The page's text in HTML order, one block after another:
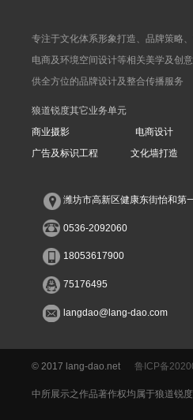
专注于文化体系形象打造、品牌策略
电商及环境空间设计等相关美学及创
供全方位的品牌设计及整合传播服务
狼道锐度其它业务单元
商业摄影
电商设计
广告及标识工程
文化墙打造
潍坊市高新区健康东街怡和第
0536-2092060
18053617900
75176495
langdao@lang-dao.com
© 2017 lang-dao.net 鲁ICP备
中所展示之作品著作权均属于狼道锐度